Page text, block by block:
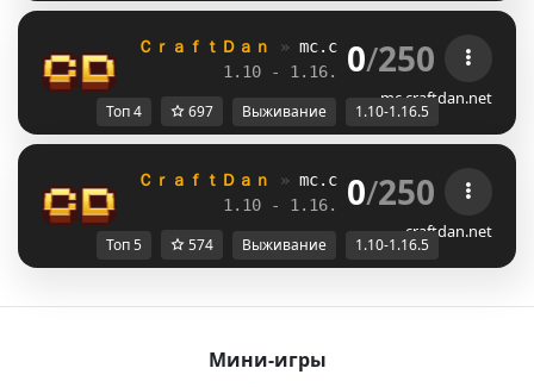
ＣｒａｆｔＤａｎ » mc.craftdan.net //
1.10 - 1.16.5 //
0/250
mc.craftdan.net
Топ 4 697 Выживание 1.10-1.16.5
ＣｒａｆｔＤａｎ » mc.craftdan.net //
1.10 - 1.16.5 //
0/250
craftdan.net
Топ 5 574 Выживание 1.10-1.16.5
Мини-игры